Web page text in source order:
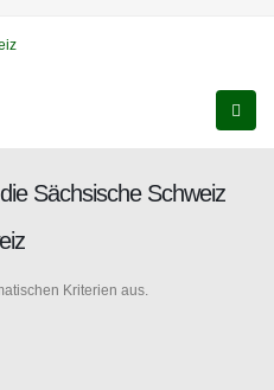
Sächsische Schweiz
Kriterien aus.